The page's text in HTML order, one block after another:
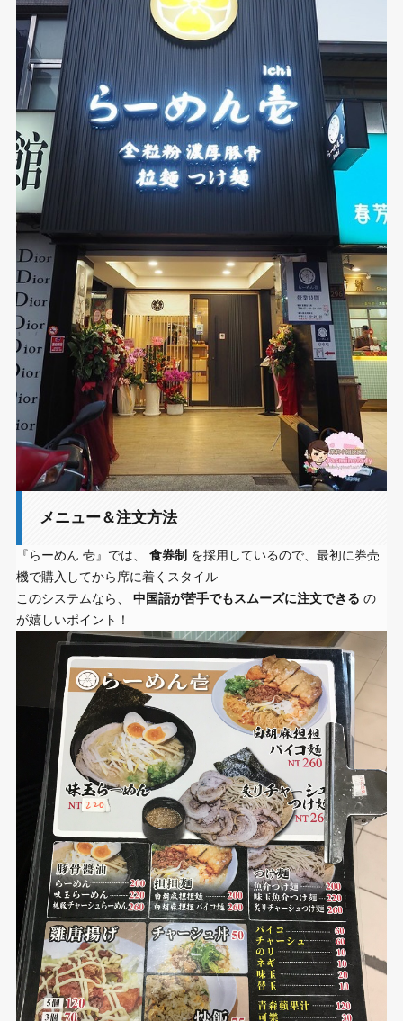
メニュー＆注文方法
『らーめん 壱』では、 食券制 を採用しているので、最初に券売
機で購入してから席に着くスタイル
このシステムなら、 中国語が苦手でもスムーズに注文できる の
が嬉しいポイント！